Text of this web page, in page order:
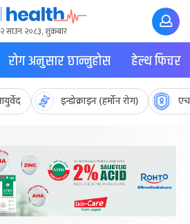
साउन २०८३, शुक्रबार
रोग अनुसार छान्नुहोस हेल्थ फिचर
इन्डोक्राइन (हर्मोन रोग)